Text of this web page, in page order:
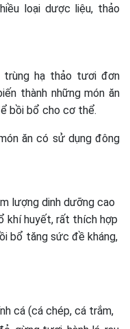
loại dược liệu, thảo
trùng hạ thảo tươi đơn
thành những món ăn
bồi bổ cho cơ thể.
ăn có sử dụng đông
lượng dinh dưỡng cao
khí huyết, rất thích hợp
bổ tăng sức đề kháng,
cá (cá chép, cá trắm,